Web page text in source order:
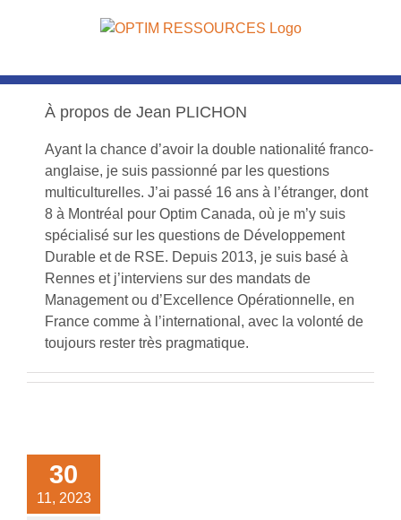
À propos de Jean PLICHON
Ayant la chance d’avoir la double nationalité franco-
anglaise, je suis passionné par les questions
multiculturelles. J’ai passé 16 ans à l’étranger, dont
8 à Montréal pour Optim Canada, où je m’y suis
spécialisé sur les questions de Développement
Durable et de RSE. Depuis 2013, je suis basé à
Rennes et j’interviens sur des mandats de
Management ou d’Excellence Opérationnelle, en
France comme à l’international, avec la volonté de
toujours rester très pragmatique.
30
11, 2023